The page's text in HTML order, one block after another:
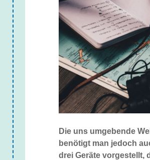
Die uns umgebende
benötigt man jedoch
drei Geräte vorgestellt,